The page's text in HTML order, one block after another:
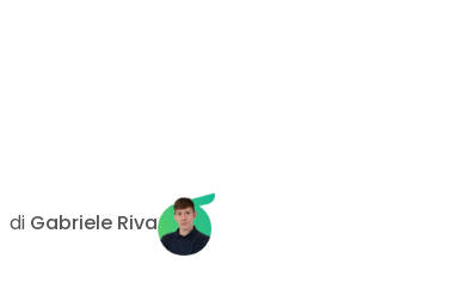
di Gabriele Riva